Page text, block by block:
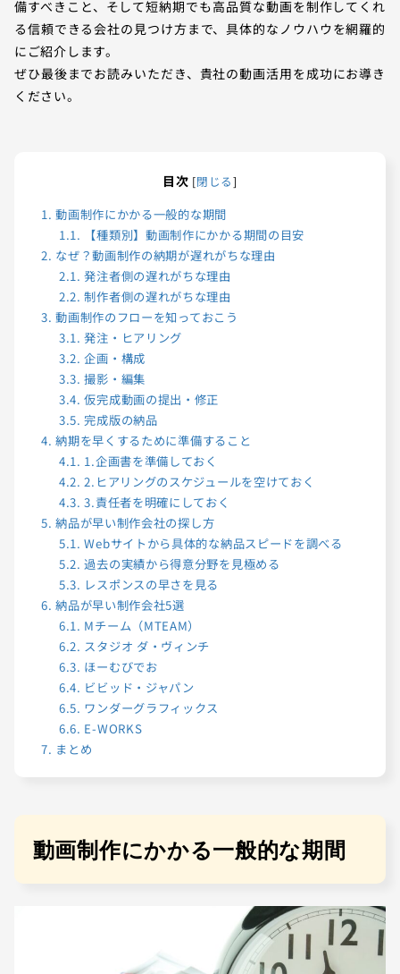
備すべきこと、そして短納期でも高品質な動画を制作してくれ
る信頼できる会社の見つけ方まで、具体的なノウハウを網羅的
にご紹介します。
ぜひ最後までお読みいただき、貴社の動画活用を成功にお導き
ください。
目次 [閉じる]
1. 動画制作にかかる一般的な期間
1.1. 【種類別】動画制作にかかる期間の目安
2. なぜ？動画制作の納期が遅れがちな理由
2.1. 発注者側の遅れがちな理由
2.2. 制作者側の遅れがちな理由
3. 動画制作のフローを知っておこう
3.1. 発注・ヒアリング
3.2. 企画・構成
3.3. 撮影・編集
3.4. 仮完成動画の提出・修正
3.5. 完成版の納品
4. 納期を早くするために準備すること
4.1. 1.企画書を準備しておく
4.2. 2.ヒアリングのスケジュールを空けておく
4.3. 3.責任者を明確にしておく
5. 納品が早い制作会社の探し方
5.1. Webサイトから具体的な納品スピードを調べる
5.2. 過去の実績から得意分野を見極める
5.3. レスポンスの早さを見る
6. 納品が早い制作会社5選
6.1. Mチーム（MTEAM）
6.2. スタジオ ダ・ヴィンチ
6.3. ほーむびでお
6.4. ビビッド・ジャパン
6.5. ワンダーグラフィックス
6.6. E-WORKS
7. まとめ
動画制作にかかる一般的な期間